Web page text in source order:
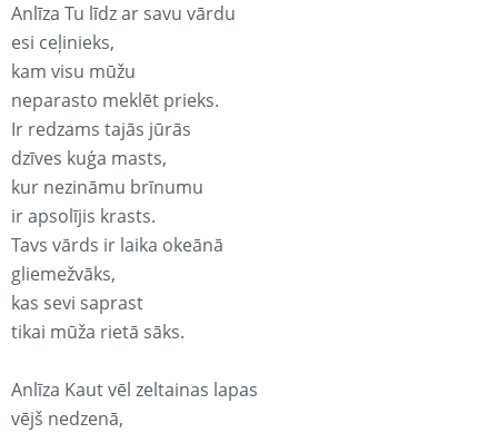
Anlīza Tu līdz ar savu vārdu
esi ceļinieks,
kam visu mūžu
neparasto meklēt prieks.
Ir redzams tajās jūrās
dzīves kuģa masts,
kur nezināmu brīnumu
ir apsolījis krasts.
Tavs vārds ir laika okeānā
gliemežvāks,
kas sevi saprast
tikai mūža rietā sāks.
Anlīza Kaut vēl zeltainas lapas
vējš nedzenā,